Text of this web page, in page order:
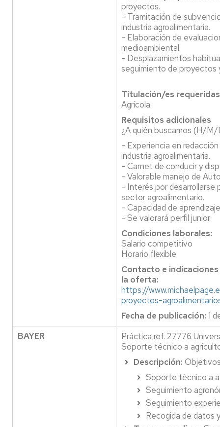
proyectos.
- Tramitación de
industria agroalimentaria.
- Elaboración de
medioambiental.
- Desplazamientos
seguimiento de proyectos
Titulación/es
Agrícola
Requisitos adicionales
¿A quién buscamos (H/
- Experiencia en
industria agroalimentaria.
- Carnet de conducir y
- Valorable manejo de
- Interés por desarrollarse
sector agroalimentario.
- Capacidad de
- Se valorará perfil junior
Condiciones laborales:
Salario competitivo
Horario flexible
Contacto e
la oferta:
https://
proyectos-
Fecha de publicación: 1
BAYER
Práctica ref. 27776
Soporte técnico a
Descripción:
Soporte técnico a
Seguimiento
Seguimiento
Recogida de datos